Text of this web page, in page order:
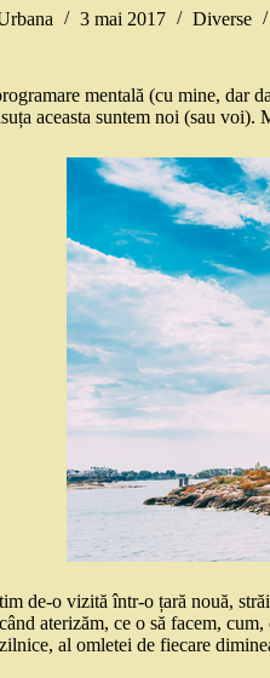
3 mai 2017 Diverse
mentală (cu mine, dar
aceasta suntem noi (sau voi).
de-o vizită într-o țară nouă,
aterizăm, ce o să facem,
al omletei de fiecare